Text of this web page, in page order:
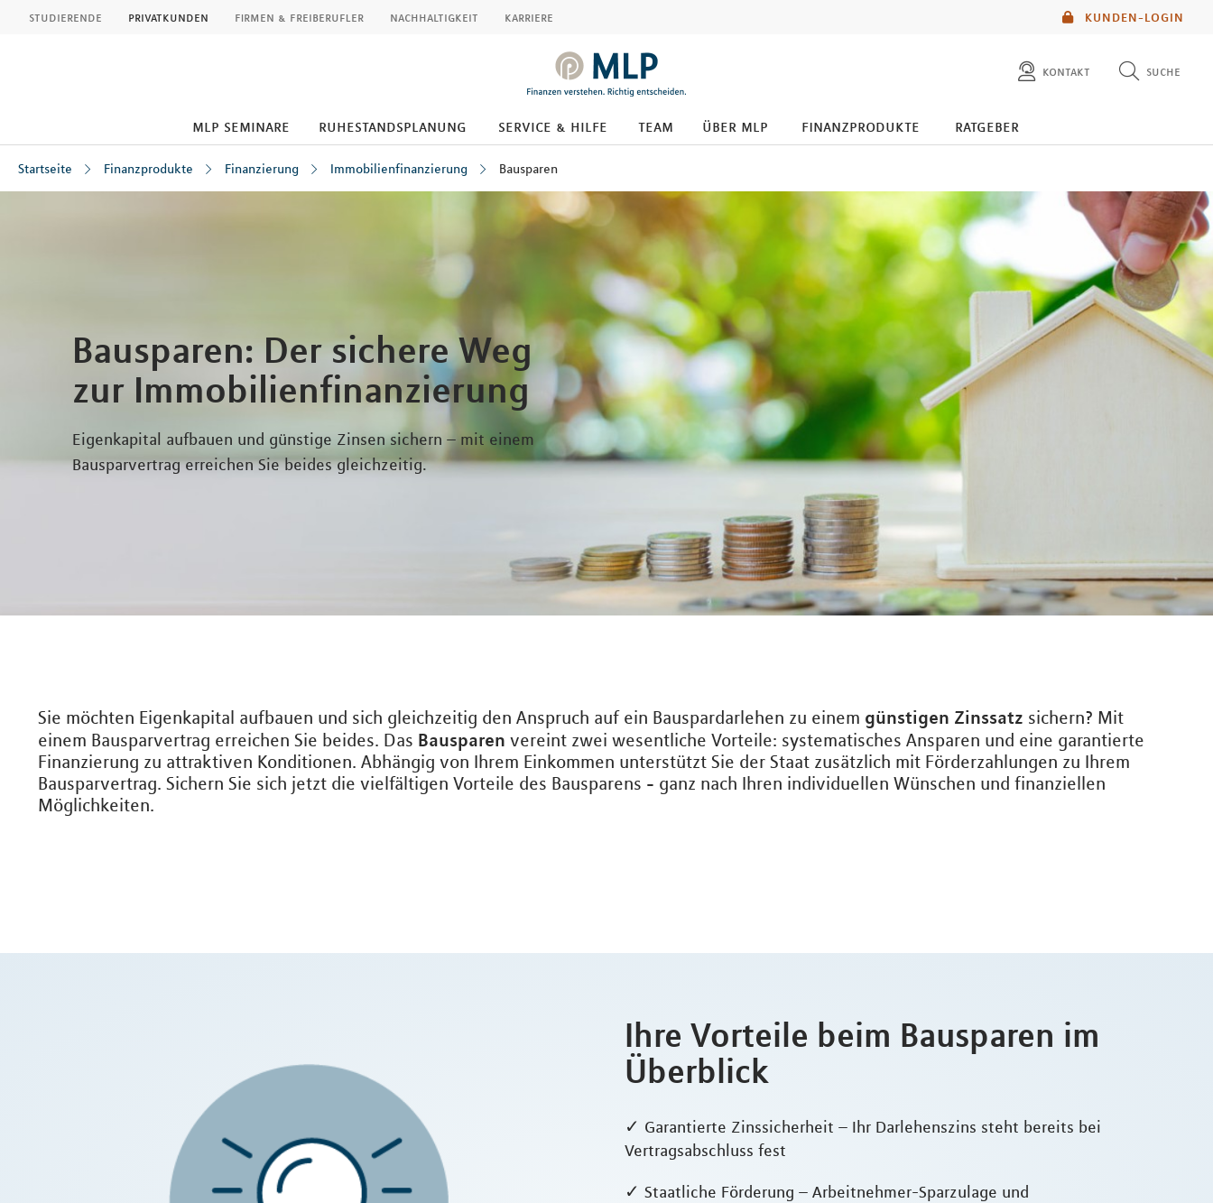
KUNDEN-LOGIN
studierende privatkunden firmen & freiberufler nachhaltigkeit karriere
kontakt suche
diese website durchsuchen
mlp seminare ruhestandsplanung service & hilfe team über mlp finanzprodukte ratgeber
Startseite Finanzprodukte Finanzierung Immobilienfinanzierung Bausparen
Bausparen: Der sichere Weg
zur Immobilienfinanzierung
Eigenkapital aufbauen und günstige Zinsen sichern – mit einem
Bausparvertrag erreichen Sie beides gleichzeitig.
Sie möchten Eigenkapital aufbauen und sich gleichzeitig den Anspruch auf ein Bauspardarlehen zu einem günstigen Zinssatz sichern? Mit
einem Bausparvertrag erreichen Sie beides. Das Bausparen vereint zwei wesentliche Vorteile: systematisches Ansparen und eine garantierte
Finanzierung zu attraktiven Konditionen. Abhängig von Ihrem Einkommen unterstützt Sie der Staat zusätzlich mit Förderzahlungen zu Ihrem
Bausparvertrag. Sichern Sie sich jetzt die vielfältigen Vorteile des Bausparens - ganz nach Ihren individuellen Wünschen und finanziellen
Möglichkeiten.
Ihre Vorteile beim Bausparen im
Überblick
✓ Garantierte Zinssicherheit – Ihr Darlehenszins steht bereits bei
Vertragsabschluss fest
✓ Staatliche Förderung – Arbeitnehmer-Sparzulage und